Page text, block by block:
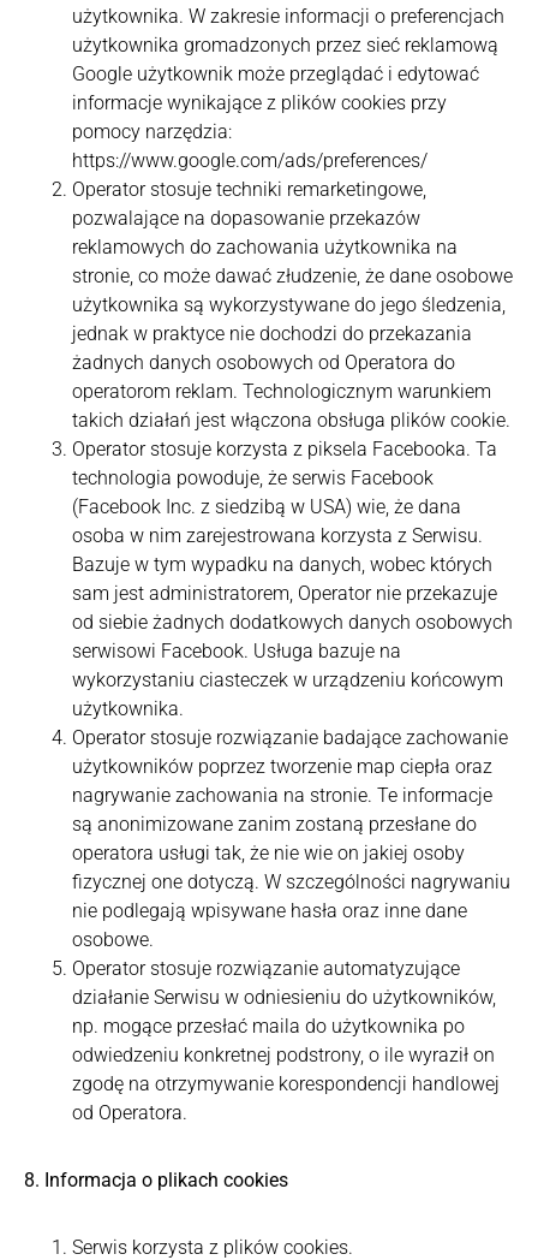
użytkownika. W zakresie informacji o preferencjach
użytkownika gromadzonych przez sieć reklamową
Google użytkownik może przeglądać i edytować
informacje wynikające z plików cookies przy
pomocy narzędzia:
https://www.google.com/ads/preferences/
Operator stosuje techniki remarketingowe,
pozwalające na dopasowanie przekazów
reklamowych do zachowania użytkownika na
stronie, co może dawać złudzenie, że dane osobowe
użytkownika są wykorzystywane do jego śledzenia,
jednak w praktyce nie dochodzi do przekazania
żadnych danych osobowych od Operatora do
operatorom reklam. Technologicznym warunkiem
takich działań jest włączona obsługa plików cookie.
Operator stosuje korzysta z piksela Facebooka. Ta
technologia powoduje, że serwis Facebook
(Facebook Inc. z siedzibą w USA) wie, że dana
osoba w nim zarejestrowana korzysta z Serwisu.
Bazuje w tym wypadku na danych, wobec których
sam jest administratorem, Operator nie przekazuje
od siebie żadnych dodatkowych danych osobowych
serwisowi Facebook. Usługa bazuje na
wykorzystaniu ciasteczek w urządzeniu końcowym
użytkownika.
Operator stosuje rozwiązanie badające zachowanie
użytkowników poprzez tworzenie map ciepła oraz
nagrywanie zachowania na stronie. Te informacje
są anonimizowane zanim zostaną przesłane do
operatora usługi tak, że nie wie on jakiej osoby
fizycznej one dotyczą. W szczególności nagrywaniu
nie podlegają wpisywane hasła oraz inne dane
osobowe.
Operator stosuje rozwiązanie automatyzujące
działanie Serwisu w odniesieniu do użytkowników,
np. mogące przesłać maila do użytkownika po
odwiedzeniu konkretnej podstrony, o ile wyraził on
zgodę na otrzymywanie korespondencji handlowej
od Operatora.
8. Informacja o plikach cookies
Serwis korzysta z plików cookies.